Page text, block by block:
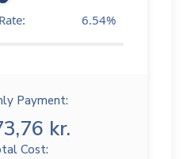
6.54%
Payment:
kr.
Cost: